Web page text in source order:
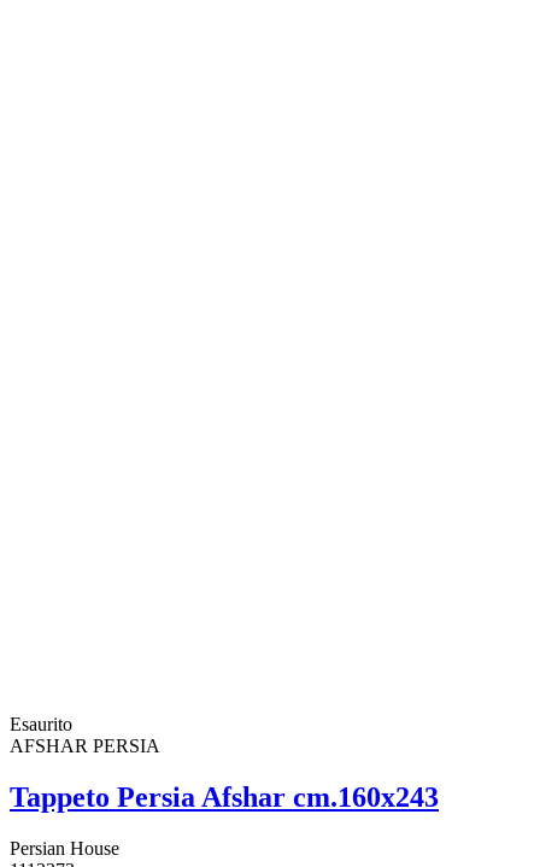
Esaurito
AFSHAR PERSIA
Tappeto Persia Afshar cm.160x243
Persian House